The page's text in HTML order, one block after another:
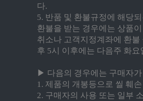
다.
5. 반품 및 환불규정에 해당
환불을 받는 경우에는 상품
취소나 고객지정계좌에 환
후 5시 이후에는 다음주 화
▶ 다음의 경우에는 구매자
1. 제품의 개봉등으로 씰 훼
2. 구매자의 사용 또는 일부